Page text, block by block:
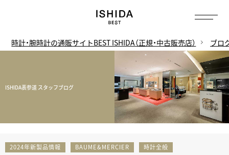
時計・腕時計の通販サイトBEST ISHIDA（正規・中古販売店） ブロ
ISHIDA表参道 スタッフブログ
2024年新製品情報 BAUME&MERCIER 時計全般